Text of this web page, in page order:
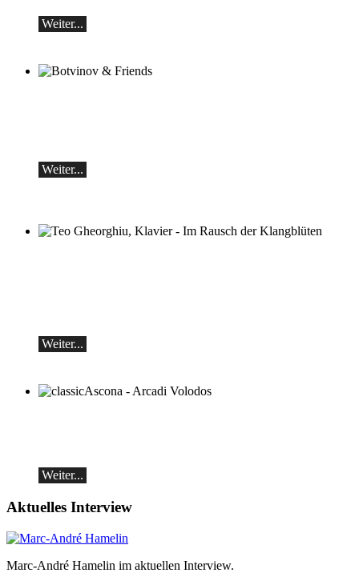
Weiter...
Weiter...
Weiter...
Weiter...
Aktuelles Interview
Marc-André Hamelin im aktuellen Interview.